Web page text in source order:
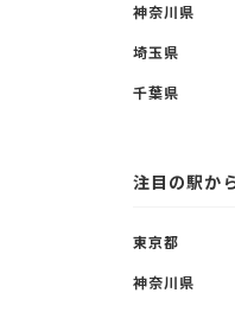
神奈川県
埼玉県
千葉県
注目の駅か
東京都
神奈川県